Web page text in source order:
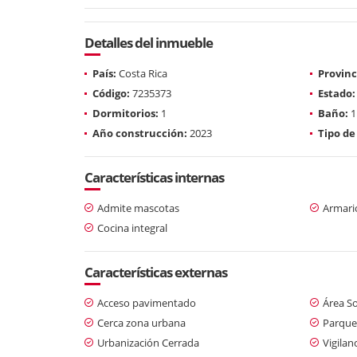
Detalles del inmueble
País: Costa Rica
Código: 7235373 Estado:
Dormitorios: 1 Baño: 1
Año construcción: 2023 Tipo
Características internas
Admite mascotas
Cocina integral
Características externas
Acceso pavimentado
Área
Cerca zona urbana
Urbanización Cerrada